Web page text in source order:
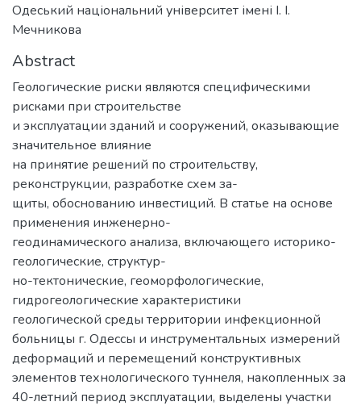
Одеський національний університет імені І. І.
Мечникова
Abstract
Геологические риски являются специфическими
рисками при строительстве
и эксплуатации зданий и сооружений, оказывающие
значительное влияние
на принятие решений по строительству,
реконструкции, разработке схем за-
щиты, обоснованию инвестиций. В статье на основе
применения инженерно-
геодинамического анализа, включающего историко-
геологические, структур-
но-тектонические, геоморфологические,
гидрогеологические характеристики
геологической среды территории инфекционной
больницы г. Одессы и инструментальных измерений
деформаций и перемещений конструктивных
элементов технологического туннеля, накопленных за
40-летний период эксплуатации, выделены участки